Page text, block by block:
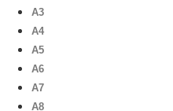
A3
A4
A5
A6
A7
A8